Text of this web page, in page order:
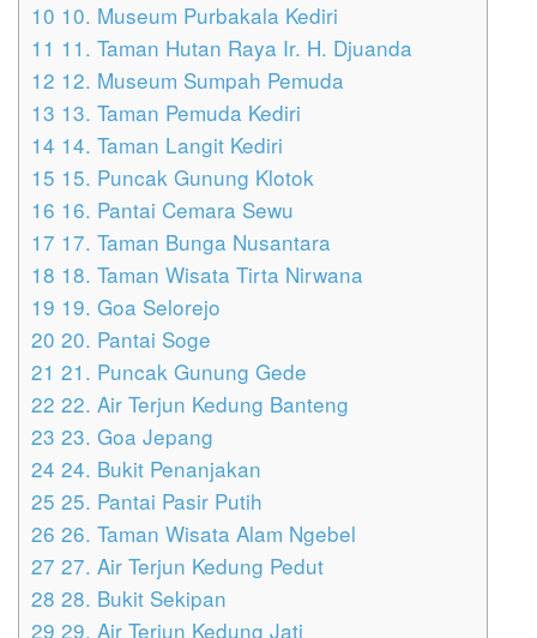
10 10. Museum Purbakala Kediri
11 11. Taman Hutan Raya Ir. H. Djuanda
12 12. Museum Sumpah Pemuda
13 13. Taman Pemuda Kediri
14 14. Taman Langit Kediri
15 15. Puncak Gunung Klotok
16 16. Pantai Cemara Sewu
17 17. Taman Bunga Nusantara
18 18. Taman Wisata Tirta Nirwana
19 19. Goa Selorejo
20 20. Pantai Soge
21 21. Puncak Gunung Gede
22 22. Air Terjun Kedung Banteng
23 23. Goa Jepang
24 24. Bukit Penanjakan
25 25. Pantai Pasir Putih
26 26. Taman Wisata Alam Ngebel
27 27. Air Terjun Kedung Pedut
28 28. Bukit Sekipan
29 29. Air Terjun Kedung Jati